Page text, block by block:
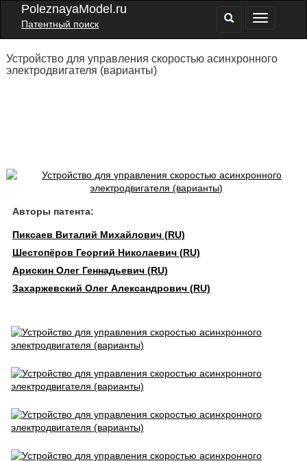
PoleznayaModel.ru
Патентный поиск
Устройство для управления скоростью асинхронного
электродвигателя (варианты)
Авторы патента:
Пиксаев Виталий Михайлович (RU)
Шестопёров Георгий Николаевич (RU)
Арискин Олег Геннадьевич (RU)
Захаржевский Олег Александрович (RU)